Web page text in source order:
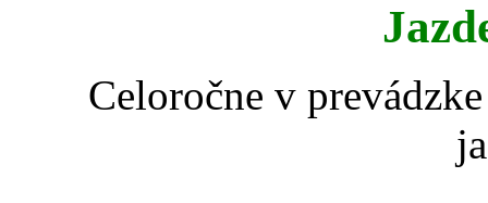
Celoročne v